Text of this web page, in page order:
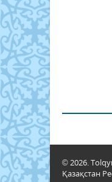
© 2026.
Қазақстан